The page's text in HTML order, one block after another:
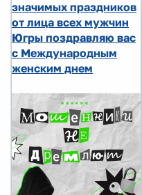
значимых праздников
от лица всех мужчин
Югры поздравляю вас
с Международным
женским днем